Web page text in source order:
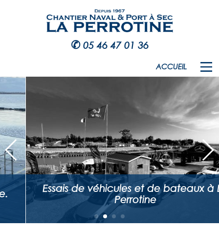
✆ 05 46 47 01 36
ACCUEIL
Essais de véhicules et de bateaux à La
Perrotine